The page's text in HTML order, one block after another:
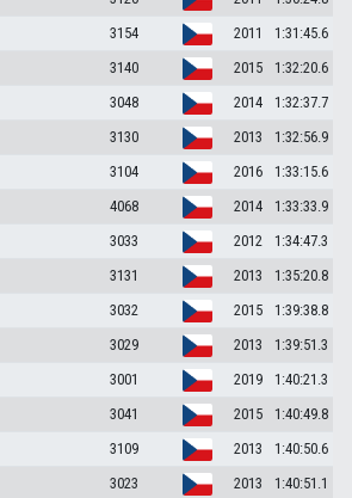
3154 2011
1:31:45.6
3140 2015
1:32:20.6
3048 2014
1:32:37.7
3130 2013
1:32:56.9
3104 2016
1:33:15.6
4068 2014
1:33:33.9
3033 2012
1:34:47.3
3131 2013
1:35:20.8
3032 2015
1:39:38.8
3029 2013
1:39:51.3
3001 2019
1:40:21.3
3041 2015
1:40:49.8
3109 2013
1:40:50.6
3023 2013
1:40:51.1